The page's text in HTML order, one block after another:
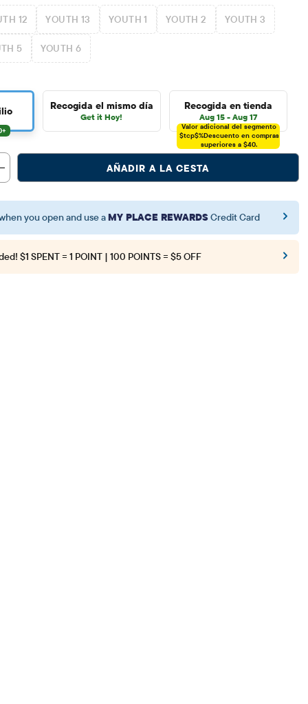
12 YOUTH 13 YOUTH 1 YOUTH 2 YOUTH 3
5 YOUTH 6
Recogida el mismo día
Get it Hoy!
Recogida en tienda
Aug 15 - Aug 17
Valor adicional del segmento
$tcp$%Descuento en compras
superiores a $40.
AÑADIR A LA CESTA
you open and use aMY PLACE REWARDSCredit Card
$1 SPENT = 1 POINT | 100 POINTS = $5 OFF